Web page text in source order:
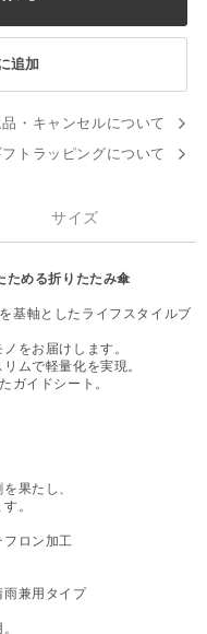
追加
品・キャンセルについて
フトラッピングについて
サイズ
ためる折りたたみ傘
基軸としたライフスタイルブ
をお届けします。
ムで軽量化を実現。
ガイドシート。
果たし、
。
フロン加工
雨兼用タイプ